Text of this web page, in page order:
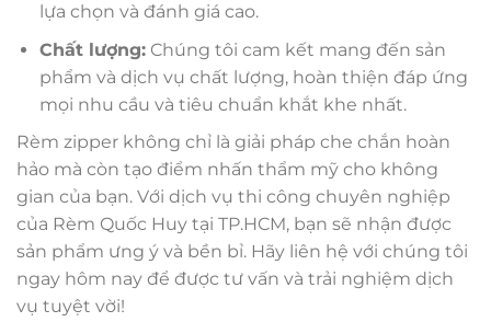
lựa chọn và đánh giá cao.
Chất lượng:Chúng tôi cam kết mang đến sản
phẩm và dịch vụ chất lượng, hoàn thiện đáp ứng
mọi nhu cầu và tiêu chuẩn khắt khe nhất.
Rèm zipper không chỉ là giải pháp che chắn hoàn
hảo mà còn tạo điểm nhấn thẩm mỹ cho không
gian của bạn. Với dịch vụ thi công chuyên nghiệp
của Rèm Quốc Huy tại TP.HCM, bạn sẽ nhận được
sản phẩm ưng ý và bền bỉ. Hãy liên hệ với chúng tôi
ngay hôm nay để được tư vấn và trải nghiệm dịch
vụ tuyệt vời!